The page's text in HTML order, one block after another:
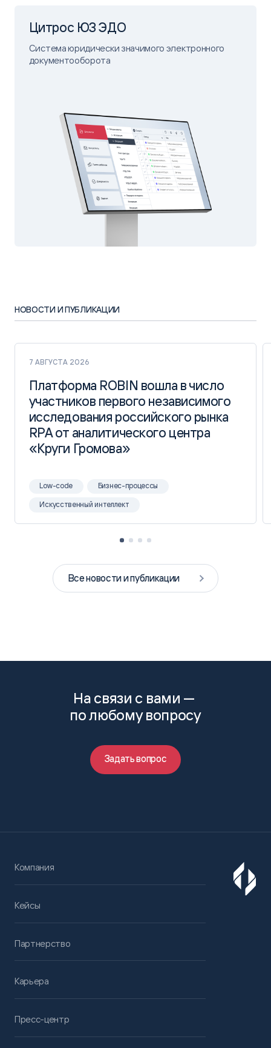
Цитрос ЮЗ ЭДО
Система юридически значимого электронного
документооборота
НОВОСТИ И ПУБЛИКАЦИИ
7 АВГУСТА 2026
Платформа ROBIN вошла в число
участников первого независимого
исследования российского рынка
RPA от аналитического центра
«Круги Громова»
Платформа ROBIN вошла в число
участников первого независимого
исследования российского рынка
RPA от аналитического центра
«Круги Громова»
Low-code Бизнес-процессы
Искусственный интеллект
Все новости и публикации
На связи с вами —
по любому вопросу
Задать вопрос
Компания
Кейсы
Партнерство
Карьера
Пресс-центр